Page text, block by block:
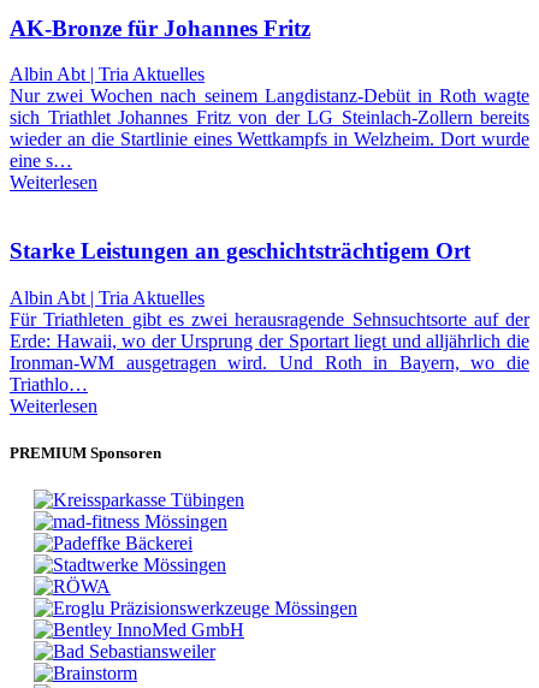
AK-Bronze für Johannes Fritz
Albin Abt | Tria Aktuelles
Nur zwei Wochen nach seinem Langdistanz-Debüt in Roth wagte
sich Triathlet Johannes Fritz von der LG Steinlach-Zollern bereits
wieder an die Startlinie eines Wettkampfs in Welzheim. Dort wurde
eine s…
Weiterlesen
Starke Leistungen an geschichtsträchtigem Ort
Albin Abt | Tria Aktuelles
Für Triathleten gibt es zwei herausragende Sehnsuchtsorte auf der
Erde: Hawaii, wo der Ursprung der Sportart liegt und alljährlich die
Ironman-WM ausgetragen wird. Und Roth in Bayern, wo die
Triathlo…
Weiterlesen
PREMIUM Sponsoren